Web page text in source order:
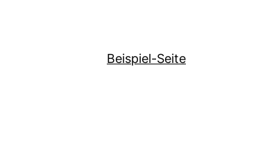
Beispiel-Seite